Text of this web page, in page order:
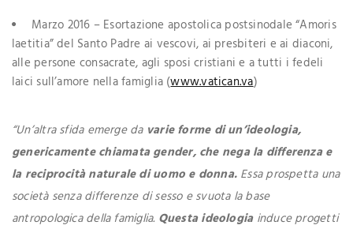
Marzo 2016 – Esortazione apostolica postsinodale “Amoris
laetitia” del Santo Padre ai vescovi, ai presbiteri e ai diaconi,
alle persone consacrate, agli sposi cristiani e a tutti i fedeli
laici sull’amore nella famiglia (www.vatican.va)
“Un’altra sfida emerge da varie forme di un’ideologia,
genericamente chiamata gender, che nega la differenza e
la reciprocità naturale di uomo e donna. Essa prospetta una
società senza differenze di sesso e svuota la base
antropologica della famiglia. Questa ideologiainduce progetti